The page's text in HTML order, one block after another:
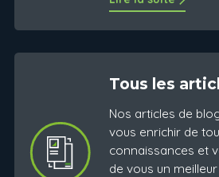
Tous les
Nos articles de
vous enrichir de
connaissances et
de vous un